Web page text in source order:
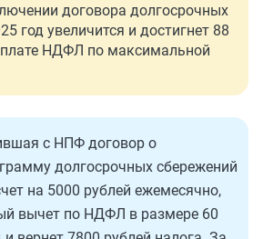
договора долгосрочных
год увеличится и достигнет 88
НДФЛ по максимальной
с НПФ договор о
долгосрочных сбережений
на 5000 рублей ежемесячно,
вычет по НДФЛ в размере 60